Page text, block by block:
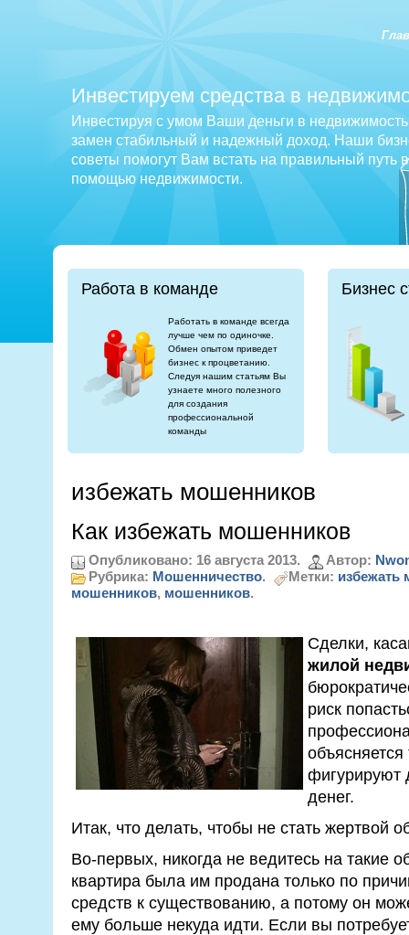
Инвестируем средства в
Инвестируя с умом Ваши деньги в
замен стабильный и надежный доход. Наши
советы помогут Вам встать на правильный путь
помощью недвижимости.
Работа в команде
Работать в команде всегда
лучше чем по одиночке.
Обмен опытом приведет
бизнес к процветанию.
Следуя нашим статьям Вы
узнаете много полезного
для создания
профессиональной
команды
Бизнес
избежать мошенников
Как избежать мошенников
Опубликовано: 16 августа 2013. Автор:
Рубрика: Мошенничество. Метки: избежать
мошенников, мошенников.
Сделки,
жилой
риск
объясняется
фигурируют
денег.
Итак, что делать, чтобы не стать жертвой
Во-первых, никогда не ведитесь на такие
квартира была им продана только по
средств к существованию, а потому он
ему больше некуда идти. Если вы